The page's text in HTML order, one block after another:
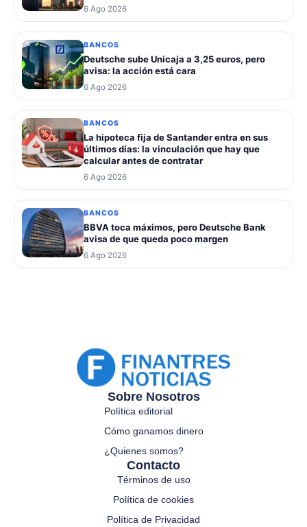
6 Ago 2026
BANCOS
Deutsche sube Unicaja a 3,25 euros, pero
avisa: la acción está cara
6 Ago 2026
BANCOS
La hipoteca fija de Santander entra en sus
últimos días: la vinculación que hay que
calcular antes de contratar
6 Ago 2026
BANCOS
BBVA toca máximos, pero Deutsche Bank
avisa de que queda poco margen
6 Ago 2026
Sobre Nosotros
Política editorial
Cómo ganamos dinero
¿Quienes somos?
Contacto
Términos de uso
Política de cookies
Política de Privacidad